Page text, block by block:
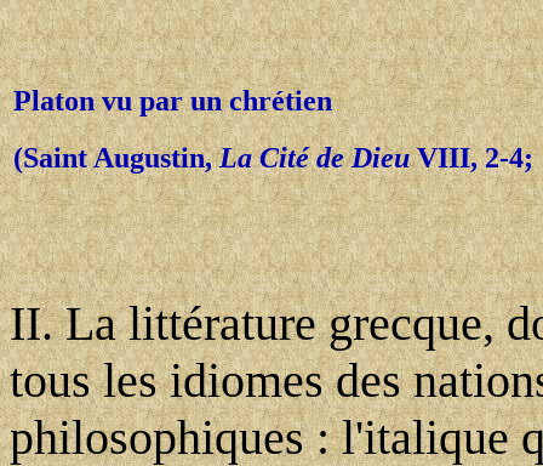
Platon vu par un chrétien
(Saint Augustin,La Cité de DieuVIII, 2-4;
II. La littérature grecque,
tous les idiomes des
philosophiques : l'italique